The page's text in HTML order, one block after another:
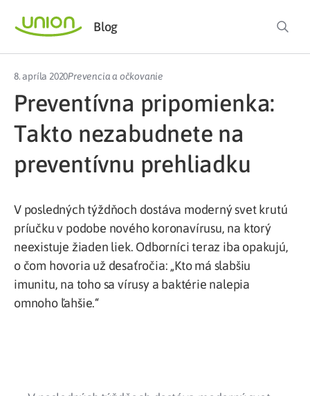
Blog
8. apríla 2020Prevencia a očkovanie
Preventívna pripomienka:
Takto nezabudnete na
preventívnu prehliadku
V posledných týždňoch dostáva moderný svet krutú
príučku v podobe nového koronavírusu, na ktorý
neexistuje žiaden liek. Odborníci teraz iba opakujú,
o čom hovoria už desaťročia: „Kto má slabšiu
imunitu, na toho sa vírusy a baktérie nalepia
omnoho ľahšie.“